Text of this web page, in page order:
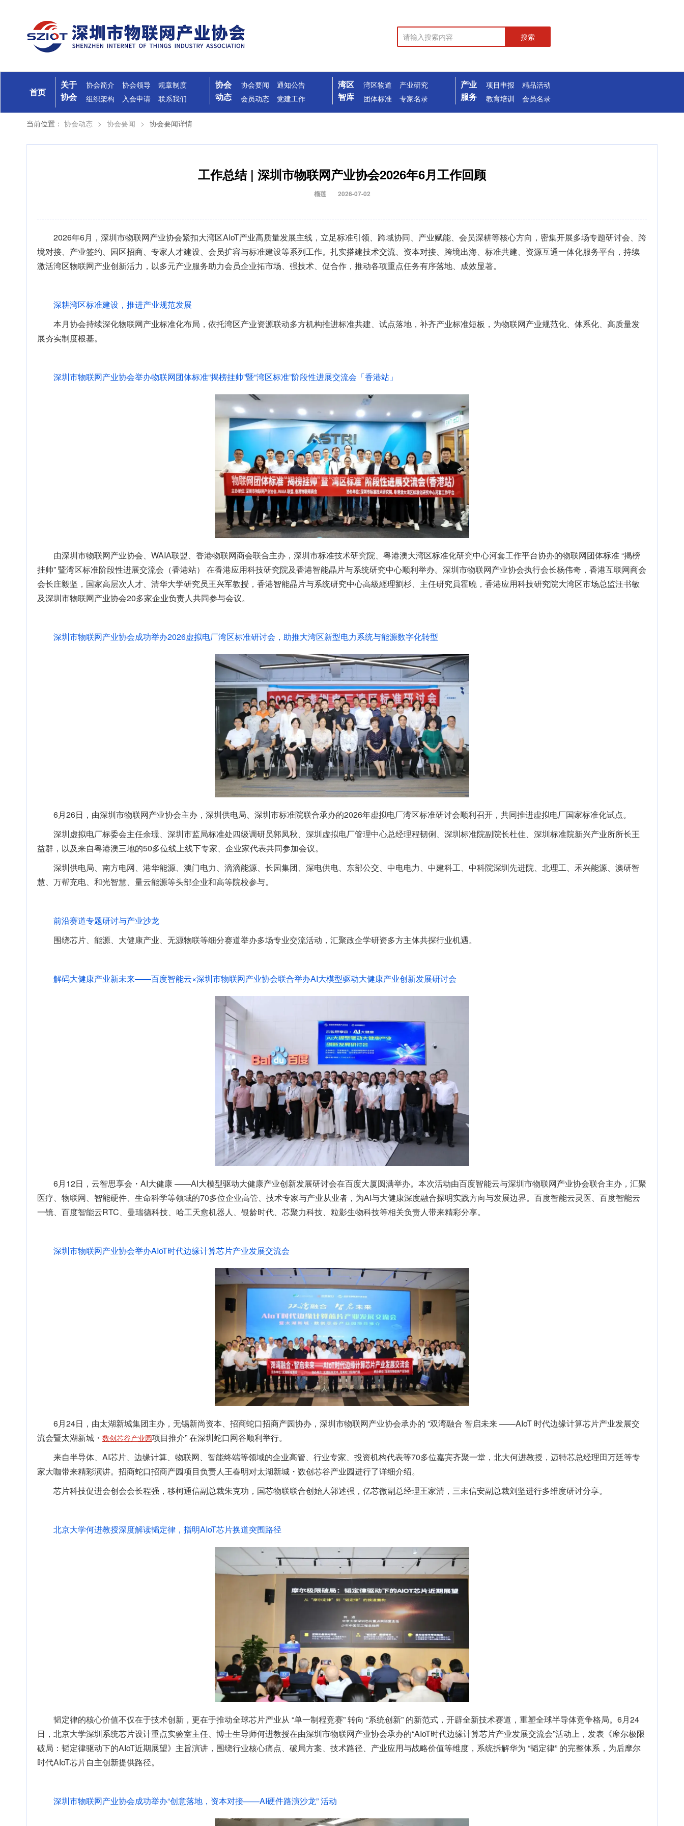
搜索
首页
关于
协会
协会简介 协会领导
规章制度
组织架构
入会申请 联系我们
协会
动态
协会要闻
通知公告
会员动态
党建工作
湾区
智库
湾区物道
产业研究
团体标准
专家名录
产业
服务
项目申报
精品活动
教育培训
会员名录
当前位置： 协会动态 > 协会要闻 > 协会要闻详情
工作总结 | 深圳市物联网产业协会2026年6月工作回顾
榴莲 2026-07-02
2026年6月，深圳市物联网产业协会紧扣大湾区AIoT产业高质量发展主线，立足标准引领、跨域协同、产业赋能、会员深耕等核心方向，密集开展多场专题研讨会、跨
境对接、产业签约、园区招商、专家人才建设、会员扩容与标准建设等系列工作。扎实搭建技术交流、资本对接、跨境出海、标准共建、资源互通一体化服务平台，持续
激活湾区物联网产业创新活力，以多元产业服务助力会员企业拓市场、强技术、促合作，推动各项重点任务有序落地、成效显著。
深耕湾区标准建设，推进产业规范发展
本月协会持续深化物联网产业标准化布局，依托湾区产业资源联动多方机构推进标准共建、试点落地，补齐产业标准短板，为物联网产业规范化、体系化、高质量发
展夯实制度根基。
深圳市物联网产业协会举办物联网团体标准“揭榜挂帅”暨“湾区标准”阶段性进展交流会「香港站」
由深圳市物联网产业协会、WAIA联盟、香港物联网商会联合主办，深圳市标准技术研究院、粤港澳大湾区标准化研究中心河套工作平台协办的物联网团体标准 “揭榜
挂帅” 暨湾区标准阶段性进展交流会（香港站） 在香港应用科技研究院及香港智能晶片与系统研究中心顺利举办。深圳市物联网产业协会执行会长杨伟奇，香港互联网商会
会长庄毅坚，国家高层次人才、清华大学研究员王兴军教授，香港智能晶片与系统研究中心高級經理劉杉、主任研究員霍曉，香港应用科技研究院大湾区市场总监汪书敏
及深圳市物联网产业协会20多家企业负责人共同参与会议。
深圳市物联网产业协会成功举办2026虚拟电厂湾区标准研讨会，助推大湾区新型电力系统与能源数字化转型
6月26日，由深圳市物联网产业协会主办，深圳供电局、深圳市标准院联合承办的2026年虚拟电厂湾区标准研讨会顺利召开，共同推进虚拟电厂国家标准化试点。
深圳虚拟电厂标委会主任余璟、深圳市监局标准处四级调研员郭凤秋、深圳虚拟电厂管理中心总经理程韧俐、深圳标准院副院长杜佳、深圳标准院新兴产业所所长王
益群，以及来自粤港澳三地的50多位线上线下专家、企业家代表共同参加会议。
深圳供电局、南方电网、港华能源、澳门电力、滴滴能源、长园集团、深电供电、东部公交、中电电力、中建科工、中科院深圳先进院、北理工、禾兴能源、澳研智
慧、万帮充电、和光智慧、量云能源等头部企业和高等院校参与。
前沿赛道专题研讨与产业沙龙
围绕芯片、能源、大健康产业、无源物联等细分赛道举办多场专业交流活动，汇聚政企学研资多方主体共探行业机遇。
解码大健康产业新未来——百度智能云×深圳市物联网产业协会联合举办AI大模型驱动大健康产业创新发展研讨会
6月12日，云智思享会・AI大健康 ——AI大模型驱动大健康产业创新发展研讨会在百度大厦圆满举办。本次活动由百度智能云与深圳市物联网产业协会联合主办，汇聚
医疗、物联网、智能硬件、生命科学等领域的70多位企业高管、技术专家与产业从业者，为AI与大健康深度融合探明实践方向与发展边界。百度智能云灵医、百度智能云
一镜、百度智能云RTC、曼瑞德科技、哈工天愈机器人、银龄时代、芯聚力科技、粒影生物科技等相关负责人带来精彩分享。
深圳市物联网产业协会举办AIoT时代边缘计算芯片产业发展交流会
6月24日，由太湖新城集团主办，无锡新尚资本、招商蛇口招商产园协办，深圳市物联网产业协会承办的 “双湾融合 智启未来 ——AIoT 时代边缘计算芯片产业发展交
流会暨太湖新城・ 数创芯谷产业园项目推介” 在深圳蛇口网谷顺利举行。
来自半导体、AI芯片、边缘计算、物联网、智能终端等领域的企业高管、行业专家、投资机构代表等70多位嘉宾齐聚一堂，北大何进教授，迈特芯总经理田万廷等专
家大咖带来精彩演讲。招商蛇口招商产园项目负责人王春明对太湖新城・数创芯谷产业园进行了详细介绍。
芯片科技促进会创会会长程强，移柯通信副总裁朱克功，国芯物联联合创始人郭述强，亿芯微副总经理王家清，三未信安副总裁刘坚进行多维度研讨分享。
北京大学何进教授深度解读韬定律，指明AIoT芯片换道突围路径
韬定律的核心价值不仅在于技术创新，更在于推动全球芯片产业从 “单一制程竞赛” 转向 “系统创新” 的新范式，开辟全新技术赛道，重塑全球半导体竞争格局。6月24
日，北京大学深圳系统芯片设计重点实验室主任、博士生导师何进教授在由深圳市物联网产业协会承办的“AIoT时代边缘计算芯片产业发展交流会”活动上，发表《摩尔极限
破局：韬定律驱动下的AIoT近期展望》主旨演讲，围绕行业核心痛点、破局方案、技术路径、产业应用与战略价值等维度，系统拆解华为 “韬定律” 的完整体系，为后摩尔
时代AIoT芯片自主创新提供路径。
深圳市物联网产业协会成功举办“创意落地，资本对接——AI硬件路演沙龙” 活动